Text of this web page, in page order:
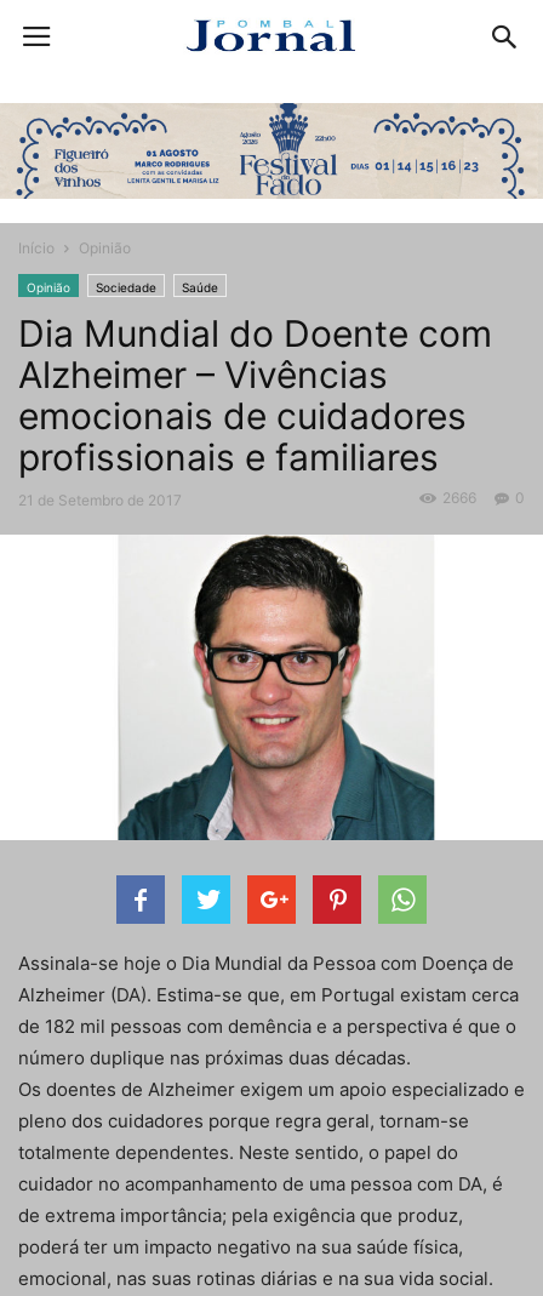
Início Opinião
Opinião Sociedade Saúde
Dia Mundial do Doente com
Alzheimer – Vivências
emocionais de cuidadores
profissionais e familiares
21 de Setembro de 2017 0
2666
Assinala-se hoje o Dia Mundial da Pessoa com Doença de
Alzheimer (DA). Estima-se que, em Portugal existam cerca
de 182 mil pessoas com demência e a perspectiva é que o
número duplique nas próximas duas décadas.
Os doentes de Alzheimer exigem um apoio especializado e
pleno dos cuidadores porque regra geral, tornam-se
totalmente dependentes. Neste sentido, o papel do
cuidador no acompanhamento de uma pessoa com DA, é
de extrema importância; pela exigência que produz,
poderá ter um impacto negativo na sua saúde física,
emocional, nas suas rotinas diárias e na sua vida social.